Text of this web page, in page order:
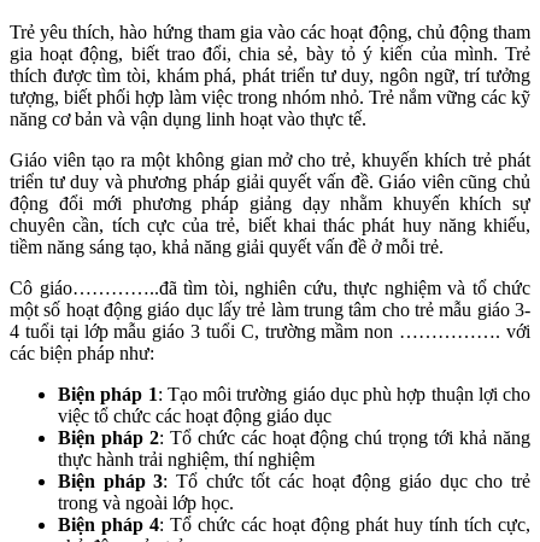
Trẻ yêu thích, hào hứng tham gia vào các hoạt động, chủ động tham
gia hoạt động, biết trao đổi, chia sẻ, bày tỏ ý kiến của mình. Trẻ
thích được tìm tòi, khám phá, phát triển tư duy, ngôn ngữ, trí tưởng
tượng, biết phối hợp làm việc trong nhóm nhỏ. Trẻ nắm vững các kỹ
năng cơ bản và vận dụng linh hoạt vào thực tế.
Giáo viên tạo ra một không gian mở cho trẻ, khuyến khích trẻ phát
triển tư duy và phương pháp giải quyết vấn đề. Giáo viên cũng chủ
động đổi mới phương pháp giảng dạy nhằm khuyến khích sự
chuyên cần, tích cực của trẻ, biết khai thác phát huy năng khiếu,
tiềm năng sáng tạo, khả năng giải quyết vấn đề ở mỗi trẻ.
Cô giáo…………..đã tìm tòi, nghiên cứu, thực nghiệm và tổ chức
một số hoạt động giáo dục lấy trẻ làm trung tâm cho trẻ mẫu giáo 3-
4 tuổi tại lớp mẫu giáo 3 tuổi C, trường mầm non ……………. với
các biện pháp như:
Biện pháp 1: Tạo môi trường giáo dục phù hợp thuận lợi cho
việc tổ chức các hoạt động giáo dục
Biện pháp 2: Tổ chức các hoạt động chú trọng tới khả năng
thực hành trải nghiệm, thí nghiệm
Biện pháp 3: Tổ chức tốt các hoạt động giáo dục cho trẻ
trong và ngoài lớp học.
Biện pháp 4: Tổ chức các hoạt động phát huy tính tích cực,